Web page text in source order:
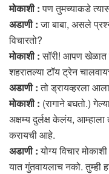
मोकाशी :पण तुमच्याकडे
अडाणी :जा बाबा, असले
विचारतो?
मोकाशी :सॉरी! आपण खेळात
शहरातल्या टॉय ट्रेन
अडाणी :तो ड्रायव्हरला
मोकाशी : (रागाने बघतो.)
अक्षम्य दुर्लक्ष केलंय, आम्हाला
करायची आहे.
अडाणी :योग्य विचार
यात गुंतवायलाच नको. तुम्ही